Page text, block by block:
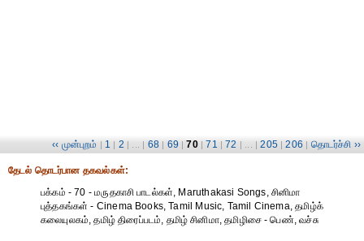
‹‹ முன்புறம் | 1 | 2 | ... | 68 | 69 | 70 | 71 | 72 | ... | 205 | 206 | தொடர்ச்சி ››
தேட‌ல் தொட‌ர்பான தகவ‌ல்க‌ள்:
பக்கம் - 70 - மருதகாசி பாடல்கள், Maruthakasi Songs, சினிமா
புத்தகங்கள் - Cinema Books, Tamil Music, Tamil Cinema, தமிழ்க்
கலையுலகம், தமிழ் திரைப்படம், தமிழ் சினிமா, தமிழிசை - பெண், வச்சு